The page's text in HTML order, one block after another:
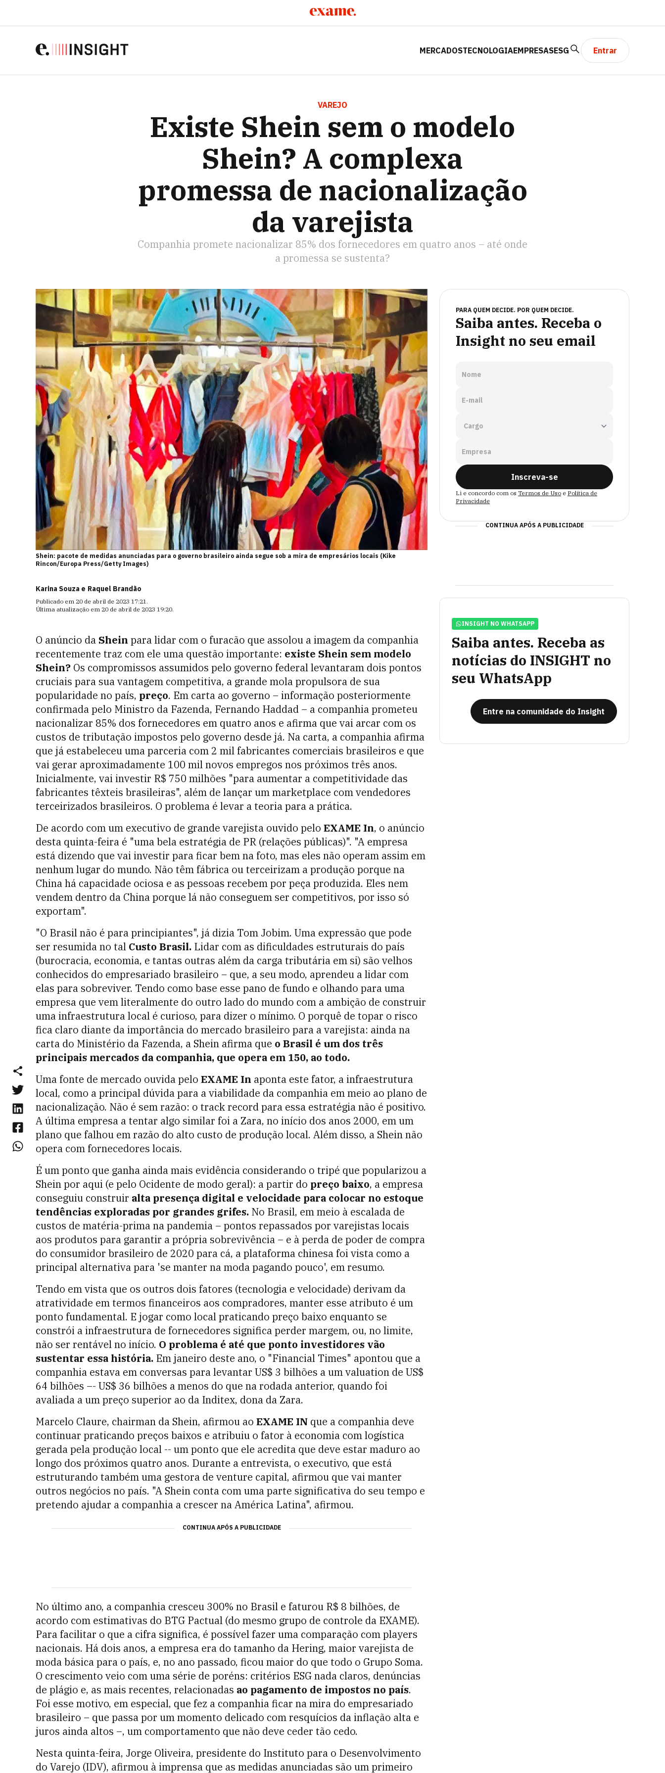
MERCADOSTECNOLOGIAEMPRESASESG Entrar
VAREJO
Existe Shein sem o modelo
Shein? A complexa
promessa de nacionalização
da varejista
Companhia promete nacionalizar 85% dos fornecedores em quatro anos – até onde
a promessa se sustenta?
Shein: pacote de medidas anunciadas para o governo brasileiro ainda segue sob a mira de empresários locais (Kike
Rincon/Europa Press/Getty Images)
Karina Souza e Raquel Brandão
Publicado em 20 de abril de 2023 17:21.
Última atualização em 20 de abril de 2023 19:20.
O anúncio da Shein para lidar com o furacão que assolou a imagem da companhia
recentemente traz com ele uma questão importante: existe Shein sem modelo
Shein? Os compromissos assumidos pelo governo federal levantaram dois pontos
cruciais para sua vantagem competitiva, a grande mola propulsora de sua
popularidade no país, preço. Em carta ao governo – informação posteriormente
confirmada pelo Ministro da Fazenda, Fernando Haddad – a companhia prometeu
nacionalizar 85% dos fornecedores em quatro anos e afirma que vai arcar com os
custos de tributação impostos pelo governo desde já. Na carta, a companhia afirma
que já estabeleceu uma parceria com 2 mil fabricantes comerciais brasileiros e que
vai gerar aproximadamente 100 mil novos empregos nos próximos três anos.
Inicialmente, vai investir R$ 750 milhões "para aumentar a competitividade das
fabricantes têxteis brasileiras", além de lançar um marketplace com vendedores
terceirizados brasileiros. O problema é levar a teoria para a prática.
De acordo com um executivo de grande varejista ouvido pelo EXAME In, o anúncio
desta quinta-feira é "uma bela estratégia de PR (relações públicas)". "A empresa
está dizendo que vai investir para ficar bem na foto, mas eles não operam assim em
nenhum lugar do mundo. Não têm fábrica ou terceirizam a produção porque na
China há capacidade ociosa e as pessoas recebem por peça produzida. Eles nem
vendem dentro da China porque lá não conseguem ser competitivos, por isso só
exportam".
"O Brasil não é para principiantes", já dizia Tom Jobim. Uma expressão que pode
ser resumida no tal Custo Brasil. Lidar com as dificuldades estruturais do país
(burocracia, economia, e tantas outras além da carga tributária em si) são velhos
conhecidos do empresariado brasileiro – que, a seu modo, aprendeu a lidar com
elas para sobreviver. Tendo como base esse pano de fundo e olhando para uma
empresa que vem literalmente do outro lado do mundo com a ambição de construir
uma infraestrutura local é curioso, para dizer o mínimo. O porquê de topar o risco
fica claro diante da importância do mercado brasileiro para a varejista: ainda na
carta do Ministério da Fazenda, a Shein afirma que o Brasil é um dos três
principais mercados da companhia, que opera em 150, ao todo.
Uma fonte de mercado ouvida pelo EXAME In aponta este fator, a infraestrutura
local, como a principal dúvida para a viabilidade da companhia em meio ao plano de
nacionalização. Não é sem razão: o track record para essa estratégia não é positivo.
A última empresa a tentar algo similar foi a Zara, no início dos anos 2000, em um
plano que falhou em razão do alto custo de produção local. Além disso, a Shein não
opera com fornecedores locais.
É um ponto que ganha ainda mais evidência considerando o tripé que popularizou a
Shein por aqui (e pelo Ocidente de modo geral): a partir do preço baixo, a empresa
conseguiu construir alta presença digital e velocidade para colocar no estoque
tendências exploradas por grandes grifes. No Brasil, em meio à escalada de
custos de matéria-prima na pandemia – pontos repassados por varejistas locais
aos produtos para garantir a própria sobrevivência – e à perda de poder de compra
do consumidor brasileiro de 2020 para cá, a plataforma chinesa foi vista como a
principal alternativa para 'se manter na moda pagando pouco', em resumo.
Tendo em vista que os outros dois fatores (tecnologia e velocidade) derivam da
atratividade em termos financeiros aos compradores, manter esse atributo é um
ponto fundamental. E jogar como local praticando preço baixo enquanto se
constrói a infraestrutura de fornecedores significa perder margem, ou, no limite,
não ser rentável no início. O problema é até que ponto investidores vão
sustentar essa história. Em janeiro deste ano, o "Financial Times" apontou que a
companhia estava em conversas para levantar US$ 3 bilhões a um valuation de US$
64 bilhões –- US$ 36 bilhões a menos do que na rodada anterior, quando foi
avaliada a um preço superior ao da Inditex, dona da Zara.
Marcelo Claure, chairman da Shein, afirmou ao EXAME IN que a companhia deve
continuar praticando preços baixos e atribuiu o fator à economia com logística
gerada pela produção local -- um ponto que ele acredita que deve estar maduro ao
longo dos próximos quatro anos. Durante a entrevista, o executivo, que está
estruturando também uma gestora de venture capital, afirmou que vai manter
outros negócios no país. "A Shein conta com uma parte significativa do seu tempo e
pretendo ajudar a companhia a crescer na América Latina", afirmou.
CONTINUA APÓS A PUBLICIDADE
No último ano, a companhia cresceu 300% no Brasil e faturou R$ 8 bilhões, de
acordo com estimativas do BTG Pactual (do mesmo grupo de controle da EXAME).
Para facilitar o que a cifra significa, é possível fazer uma comparação com players
nacionais. Há dois anos, a empresa era do tamanho da Hering, maior varejista de
moda básica para o país, e, no ano passado, ficou maior do que todo o Grupo Soma.
O crescimento veio com uma série de poréns: critérios ESG nada claros, denúncias
de plágio e, as mais recentes, relacionadas ao pagamento de impostos no país.
Foi esse motivo, em especial, que fez a companhia ficar na mira do empresariado
brasileiro – que passa por um momento delicado com resquícios da inflação alta e
juros ainda altos –, um comportamento que não deve ceder tão cedo.
Nesta quinta-feira, Jorge Oliveira, presidente do Instituto para o Desenvolvimento
do Varejo (IDV), afirmou à imprensa que as medidas anunciadas são um primeiro
PARA QUEM DECIDE. POR QUEM DECIDE.
Saiba antes. Receba o
Insight no seu email
Nome
E-mail
Empresa
Inscreva-se
Li e concordo com os Termos de Uso e Política de
Privacidade
CONTINUA APÓS A PUBLICIDADE
INSIGHT NO WHATSAPP
Saiba antes. Receba as
notícias do INSIGHT no
seu WhatsApp
Entre na comunidade do Insight